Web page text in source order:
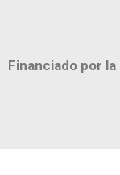
Financiado por